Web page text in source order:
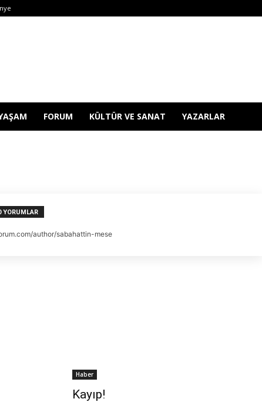
FORUM KÜLTÜR VE SANAT YAZARLAR
YORUMLAR
author/sabahattin-mese
Haber
Kayıp!